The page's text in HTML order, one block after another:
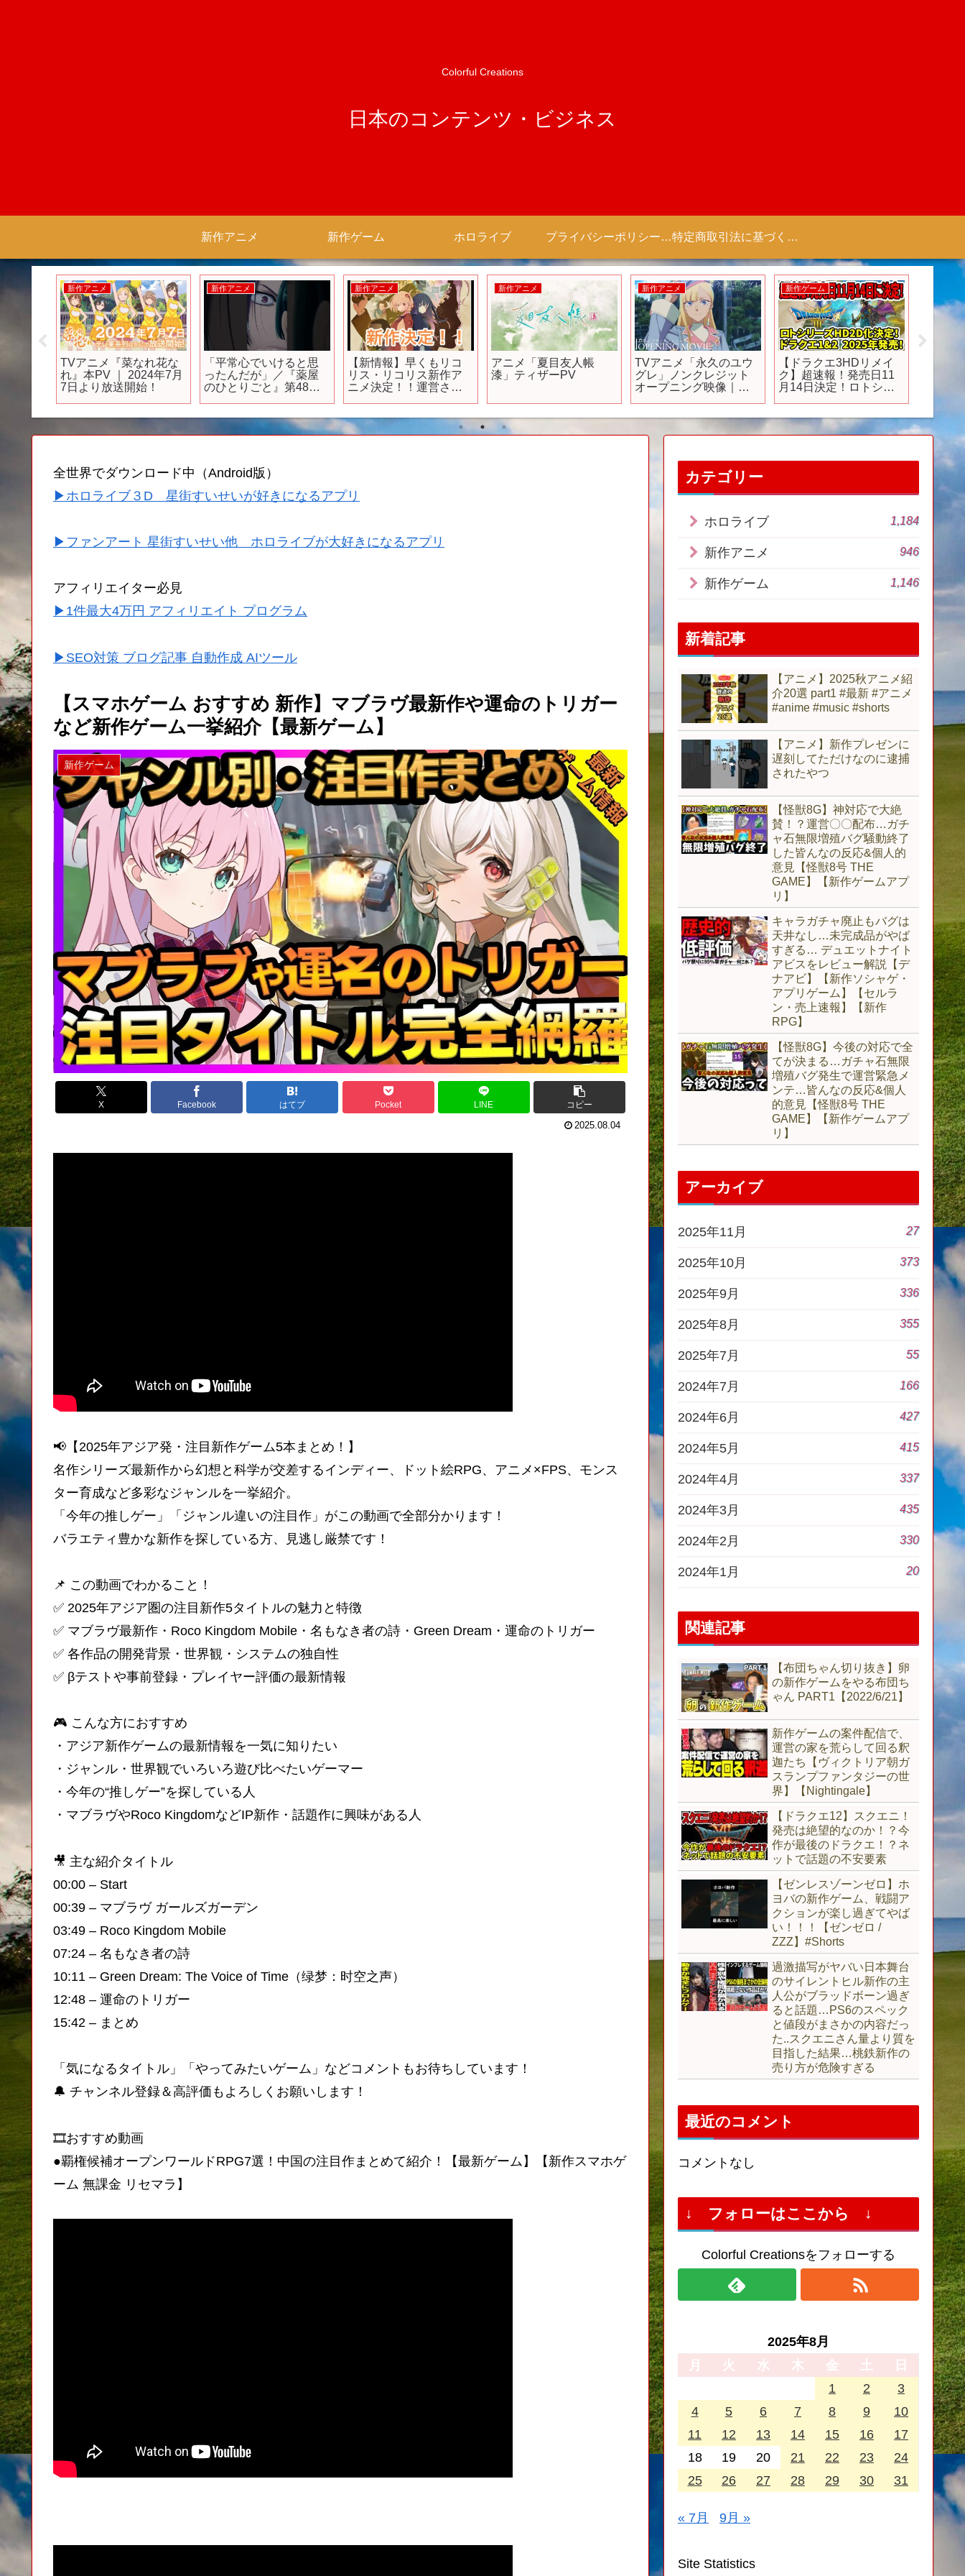
Colorful Creations
日本のコンテンツ・ビジネス
新作アニメ 新作ゲーム ホロライブ プライバシーポリシー 【Colorful Creation】 特定商取引法に基づく表記（商取引に関する開示）
新作アニメ
TVアニメ『菜なれ花な
れ』本PV ｜ 2024年7月
7日より放送開始！
新作アニメ
「平常心でいけると思
ったんだが」／『薬屋
のひとりごと』第48話
新作アニメ
【新情報】早くもリコ
リス・リコリス新作ア
ニメ決定！！運営さん
新作アニメ
アニメ「夏目友人帳
漆」ティザーPV
新作アニメ
TVアニメ「永久のユウ
グレ」ノンクレジット
オープニング映像｜
新作ゲーム
【ドラクエ3HDリメイ
ク】超速報！発売日11
月14日決定！ロトシリ
売！
ンワイ
ミーボ
ライダ
シング
戦記
全世界でダウンロード中（Android版）
▶ホロライブ３D 星街すいせいが好きになるアプリ
▶ファンアート 星街すいせい他 ホロライブが大好きになるアプリ
アフィリエイター必見
▶1件最大4万円 アフィリエイト プログラム
▶SEO対策 ブログ記事 自動作成 AIツール
【スマホゲーム おすすめ 新作】マブラヴ最新作や運命のトリガー
など新作ゲーム一挙紹介【最新ゲーム】
新作ゲーム
X Facebook はてブ Pocket LINE コピー
2025.08.04
📢【2025年アジア発・注目新作ゲーム5本まとめ！】
名作シリーズ最新作から幻想と科学が交差するインディー、ドット絵RPG、アニメ×FPS、モンス
ター育成など多彩なジャンルを一挙紹介。
「今年の推しゲー」「ジャンル違いの注目作」がこの動画で全部分かります！
バラエティ豊かな新作を探している方、見逃し厳禁です！
📌 この動画でわかること！
✅ 2025年アジア圏の注目新作5タイトルの魅力と特徴
✅ マブラヴ最新作・Roco Kingdom Mobile・名もなき者の詩・Green Dream・運命のトリガー
✅ 各作品の開発背景・世界観・システムの独自性
✅ βテストや事前登録・プレイヤー評価の最新情報
🎮 こんな方におすすめ
・アジア新作ゲームの最新情報を一気に知りたい
・ジャンル・世界観でいろいろ遊び比べたいゲーマー
・今年の“推しゲー”を探している人
・マブラヴやRoco KingdomなどIP新作・話題作に興味がある人
🎥 主な紹介タイトル
00:00 – Start
00:39 – マブラヴ ガールズガーデン
03:49 – Roco Kingdom Mobile
07:24 – 名もなき者の詩
10:11 – Green Dream: The Voice of Time（绿梦：时空之声）
12:48 – 運命のトリガー
15:42 – まとめ
「気になるタイトル」「やってみたいゲーム」などコメントもお待ちしています！
🔔 チャンネル登録＆高評価もよろしくお願いします！
🎞️おすすめ動画
●覇権候補オープンワールドRPG7選！中国の注目作まとめて紹介！【最新ゲーム】【新作スマホゲ
ーム 無課金 リセマラ】
カテゴリー
ホロライブ 1,184
新作アニメ 946
新作ゲーム 1,146
新着記事
【アニメ】2025秋アニメ紹
介20選 part1 #最新 #アニメ
#anime #music #shorts
【アニメ】新作プレゼンに
遅刻してただけなのに逮捕
されたやつ
【怪獣8G】神対応で大絶
賛！？運営〇〇配布…ガチ
ャ石無限増殖バグ騒動終了
した皆んなの反応&個人的
意見【怪獣8号 THE
GAME】【新作ゲームアプ
リ】
キャラガチャ廃止もバグは
天井なし…未完成品がやば
すぎる… デュエットナイト
アビスをレビュー解説【デ
ナアビ】【新作ソシャゲ・
アプリゲーム】【セルラ
ン・売上速報】【新作
RPG】
【怪獣8G】今後の対応で全
てが決まる…ガチャ石無限
増殖バグ発生で運営緊急メ
ンテ…皆んなの反応&個人
的意見【怪獣8号 THE
GAME】【新作ゲームアプ
リ】
アーカイブ
2025年11月 27
2025年10月 373
2025年9月 336
2025年8月 355
2025年7月 55
2024年7月 166
2024年6月 427
2024年5月 415
2024年4月 337
2024年3月 435
2024年2月 330
2024年1月 20
関連記事
【布団ちゃん切り抜き】卵
の新作ゲームをやる布団ち
ゃん PART1【2022/6/21】
新作ゲームの案件配信で、
運営の家を荒らして回る釈
迦たち【ヴィクトリア朝ガ
スランプファンタジーの世
界】【Nightingale】
【ドラクエ12】スクエニ！
発売は絶望的なのか！？今
作が最後のドラクエ！？ネ
ットで話題の不安要素
【ゼンレスゾーンゼロ】ホ
ヨバの新作ゲーム、戦闘ア
クションが楽し過ぎてやば
い！！！【ゼンゼロ /
ZZZ】#Shorts
過激描写がヤバい日本舞台
のサイレントヒル新作の主
人公がブラッドボーン過ぎ
ると話題…PS6のスペック
と値段がまさかの内容だっ
た..スクエニさん量より質を
目指した結果…桃鉄新作の
売り方が危険すぎる
最近のコメント
コメントなし
↓ フォローはここから ↓
Colorful Creationsをフォローする
2025年8月
月
火 水 木 金 土
日
1
2
3
4
5 6 7 8 9
10
11
12 13 14 15 16
17
18
19 20 21 22 23
24
25
26 27 28 29 30 31
« 7月 9月 »
Site Statistics